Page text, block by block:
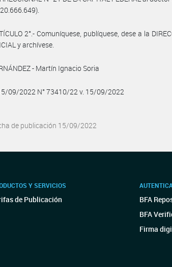
2°.- Comuníquese, publíquese, dese a la
y archívese.
- Martín Ignacio Soria
09/2022 N° 73410/22 v. 15/09/2022
de publicación 15/09/2022
Y SERVICIOS
de Publicación
BFA
BFA
Firma